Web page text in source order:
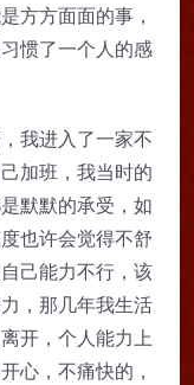
方方面面的事，
惯了一个人的感
我进入了一家不
加班，我当时的
默默的承受，如
也许会觉得不舒
己能力不行，该
，那几年我生活
开，个人能力上
心，不痛快的，